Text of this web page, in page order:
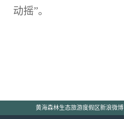
动摇”。
黄海森林生态旅游度假区新浪微博